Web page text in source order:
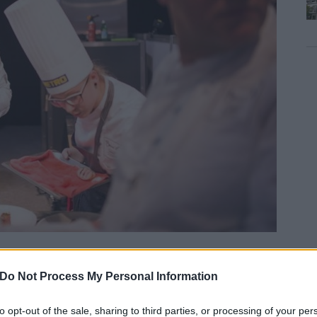
Do Not Process My Personal Information
opt-out of the sale, sharing to third parties, or processing of your
tányérról csak pozitívan nyilatkozott a zsűri. Elégedett
hústál, megkaptuk a legjobb csapatmunka díját, sőt
a verseny után Volenter István, aki szerint az